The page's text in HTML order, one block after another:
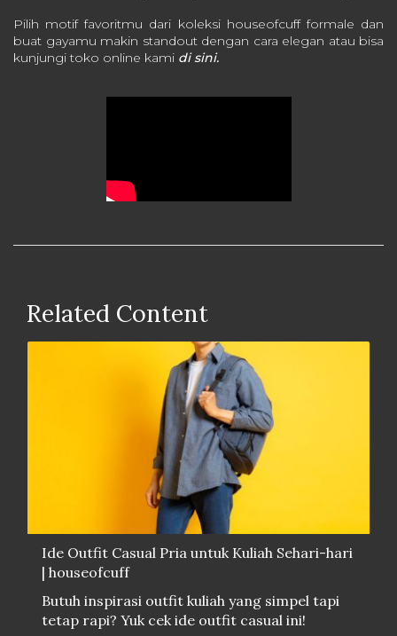
Pilih motif favoritmu dari koleksi houseofcuff formale dan
buat gayamu makin standout dengan cara elegan atau bisa
kunjungi toko online kami di sini.
Related Content
Ide Outfit Casual Pria untuk Kuliah Sehari-hari
| houseofcuff
Butuh inspirasi outfit kuliah yang simpel tapi
tetap rapi? Yuk cek ide outfit casual ini!